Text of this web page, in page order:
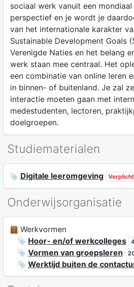
sociaal werk vanuit een
perspectief en je wordt je
van het internationale karakter
Sustainable Development Goals
Verenigde Naties en het belang
werk staan mee centraal. Het
een combinatie van online leren
in binnen- of buitenland. Je zal
interactie moeten gaan met
medestudenten, lectoren,
doelgroepen.
Studiematerialen
Digitale leeromgeving Verplicht
Onderwijsorganisatie
Werkvormen
Hoor- en/of werkcolleges
Vormen van groepsleren
Werktijd buiten de